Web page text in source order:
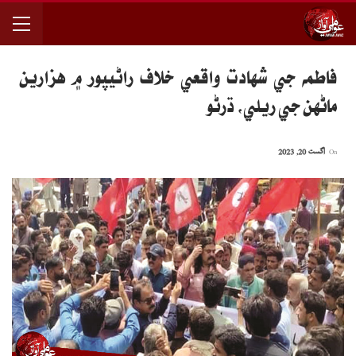
فاطمه جي شهادت واقعي خلاف راڻيپور ۾ هزارين
ماڻهن جي ريلي، ڌرڻو
اگست 20, 2023